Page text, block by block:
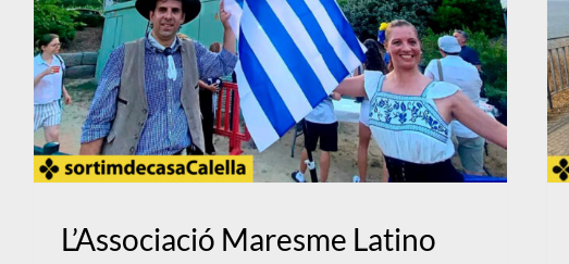
L’Associació Maresme Latino